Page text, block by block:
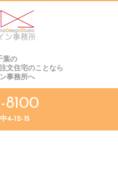
葉の
文住宅のことなら
事務所へ
8100
4-12-15